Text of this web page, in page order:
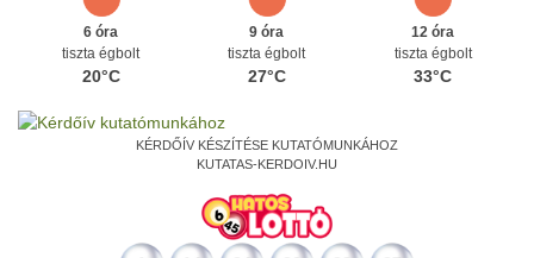
6 óra
tiszta égbolt
20°C
9 óra
tiszta égbolt
27°C
12 óra
tiszta égbolt
33°C
KÉRDŐÍV KÉSZÍTÉSE KUTATÓMUNKÁHOZ
KUTATAS-KERDOIV.HU